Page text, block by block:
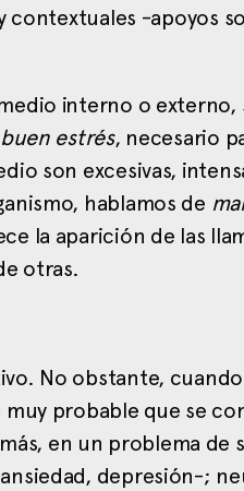
-apoyos
interno o externo,
buen estrés, necesario
son excesivas,
hablamos de
la aparición de las
otras.
No obstante,
probable que se
en un problema
depresión-;